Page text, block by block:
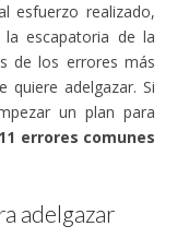
esfuerzo realizado,
escapatoria de la
de los errores más
quiere adelgazar. Si
un plan para
11 errores comunes
adelgazar